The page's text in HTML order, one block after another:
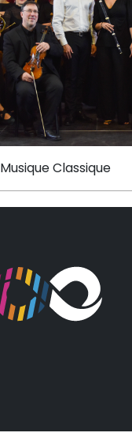
Musique Classique